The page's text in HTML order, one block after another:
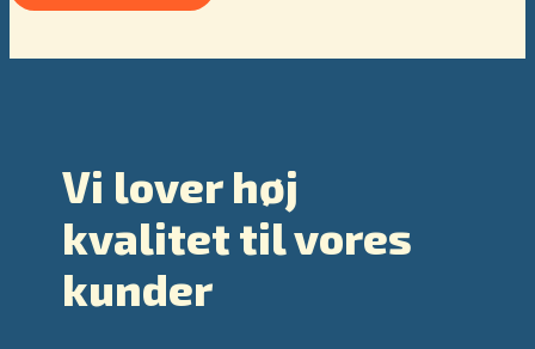
Vi lover høj
kvalitet til vores
kunder